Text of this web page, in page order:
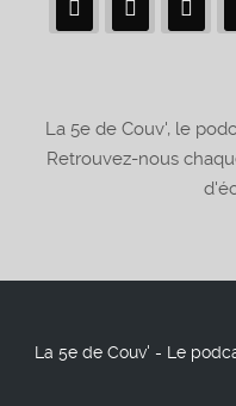
La 5e de Couv', le
Retrouvez-nous
La 5e de Couv' - Le